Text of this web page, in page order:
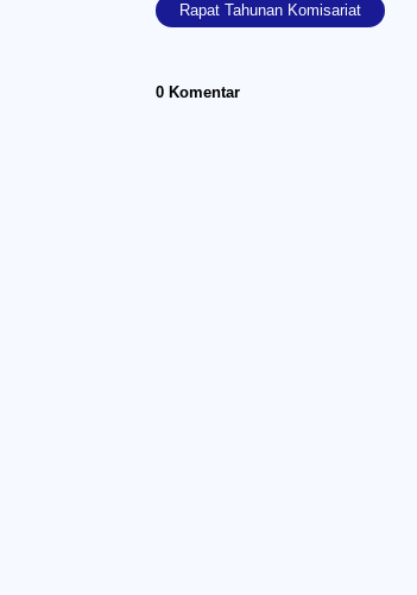
Rapat Tahunan Komisariat
0 Komentar